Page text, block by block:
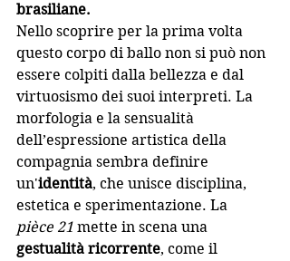
brasiliane.
Nello scoprire per la prima volta
questo corpo di ballo non si può non
essere colpiti dalla bellezza e dal
virtuosismo dei suoi interpreti. La
morfologia e la sensualità
dell’espressione artistica della
compagnia sembra definire
un'identità, che unisce disciplina,
estetica e sperimentazione. La
pièce 21 mette in scena una
gestualità ricorrente, come il